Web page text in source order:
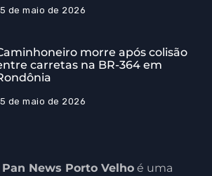
de maio de 2026
morre após colisão
carretas na BR-364 em
de maio de 2026
News Porto Velho é uma